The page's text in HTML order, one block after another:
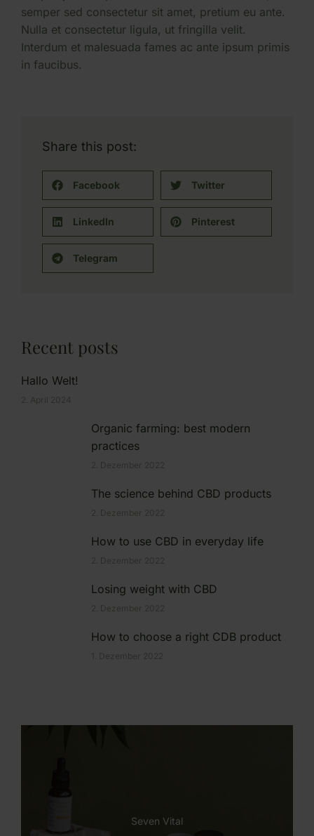
semper sed consectetur sit amet, pretium eu ante.
Nulla et consectetur ligula, ut fringilla velit.
Interdum et malesuada fames ac ante ipsum primis
in faucibus.
Share this post:
Facebook Twitter
LinkedIn Pinterest
Telegram
Recent posts
Hallo Welt!
2. April 2024
Organic farming: best modern
practices
2. Dezember 2022
The science behind CBD products
2. Dezember 2022
How to use CBD in everyday life
2. Dezember 2022
Losing weight with CBD
2. Dezember 2022
How to choose a right CDB product
1. Dezember 2022
Seven Vital